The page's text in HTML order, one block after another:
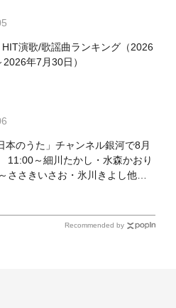
HIT演歌/歌謡曲ランキング（2026
年7月30日）
本のうた」チャンネル銀河で8月
～細川たかし・水森かおり
ささきいさお・氷川きよし他登
Recommended by